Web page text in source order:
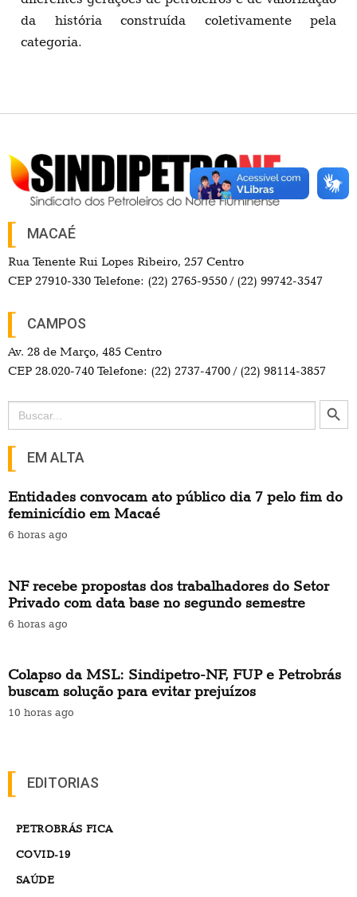
da história construída coletivamente pela
categoria.
MACAÉ
Rua Tenente Rui Lopes Ribeiro, 257 Centro
CEP 27910-330 Telefone: (22) 2765-9550 / (22) 99742-3547
CAMPOS
Av. 28 de Março, 485 Centro
CEP 28.020-740 Telefone: (22) 2737-4700 / (22) 98114-3857
Search
for:
Search Button
EM ALTA
Entidades convocam ato público dia 7 pelo fim do
feminicídio em Macaé
6 horas ago
NF recebe propostas dos trabalhadores do Setor
Privado com data base no segundo semestre
6 horas ago
Colapso da MSL: Sindipetro-NF, FUP e Petrobrás
buscam solução para evitar prejuízos
10 horas ago
EDITORIAS
PETROBRÁS FICA
COVID-19
SAÚDE